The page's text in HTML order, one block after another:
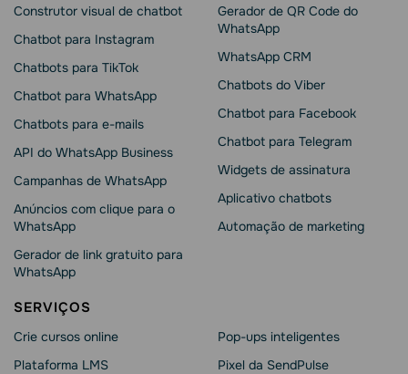
Construtor visual de chatbot
Chatbot para Instagram
Chatbots para TikTok
Chatbot para WhatsApp
Chatbots para e-mails
API do WhatsApp Business
Campanhas de WhatsApp
Anúncios com clique para o
WhatsApp
Gerador de link gratuito para
WhatsApp
Gerador de QR Code do
WhatsApp
WhatsApp CRM
Chatbots do Viber
Chatbot para Facebook
Chatbot para Telegram
Widgets de assinatura
Aplicativo chatbots
Automação de marketing
SERVIÇOS
Crie cursos online
Plataforma LMS
Pop-ups inteligentes
Pixel da SendPulse